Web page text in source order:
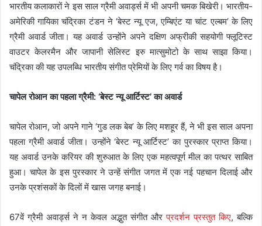
भारतीय कलाकारों ने इस साल ग्रैमी अवार्ड्स में भी अपनी चमक बिखेरी। भारतीय-
अमेरिकी गायिका चंद्रिका टंडन ने ‘बेस्ट न्यू एज, एम्बिएंट या चांट एल्बम’ के लिए
ग्रैमी अवार्ड जीता। यह अवार्ड उन्होंने अपने दक्षिण अफ्रीकी सहयोगी फ्लूटिस्ट
वाउटर केलरमैन और जापानी सेलिस्ट इरु मात्सुमोटो के साथ साझा किया।
चंद्रिका की यह उपलब्धि भारतीय संगीत प्रेमियों के लिए गर्व का विषय है।
चापेल रोआन का पहला ग्रैमी: ‘बेस्ट न्यू आर्टिस्ट’ का अवार्ड
चापेल रोआन, जो अपने गाने ‘गुड लक बेब’ के लिए मशहूर हैं, ने भी इस साल अपना
पहला ग्रैमी अवार्ड जीता। उन्होंने ‘बेस्ट न्यू आर्टिस्ट’ का पुरस्कार प्राप्त किया।
यह अवार्ड उनके करियर की शुरुआत के लिए एक महत्वपूर्ण मील का पत्थर साबित
हुआ। चापेल के इस पुरस्कार ने उन्हें संगीत जगत में एक नई पहचान दिलाई और
उनके प्रशंसकों के दिलों में खास जगह बनाई।
67वें ग्रैमी अवार्ड्स ने न केवल अद्भुत संगीत औरप्रदर्शन प्रस्तुत किए, बल्कि